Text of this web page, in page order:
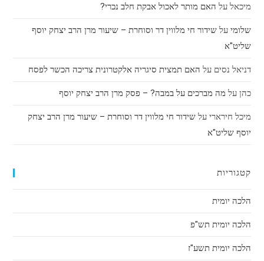
מיכאל על האם מותר לאכול אבקת חלב נכרי?
שלומי עלשידור חי מלווין דר וסוחרת – שיעור מרן הרב יצחק יוסף
שליט"א
דניאל נסים על האם תמצית סיגריה אלקטרונית צריכה הכשר לפסח
כהן על מה מברכים על במבה? – פסק מרן הרב יצחק יוסף
מיכל חירארי עלשידור חי מלווין דר וסוחרת – שיעור מרן הרב יצחק
יוסף שליט"א
קטגוריות
הלכה יומית
הלכה יומית תש"פ
הלכה יומית תשע"ז